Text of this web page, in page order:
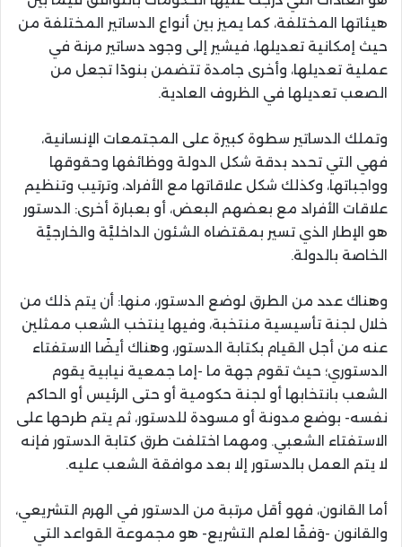
هيئاتها المختلفة، كما يميز بين أنواع الدساتير المختلفة من
حيث إمكانية تعديلها، فيشير إلى وجود دساتير مرنة في
عملية تعديلها، وأخرى جامدة تتضمن بنودًا تجعل من
الصعب تعديلها في الظروف العادية.
وتملك الدساتير سطوة كبيرة على المجتمعات الإنسانية،
فهي التي تحدد بدقة شكل الدولة ووظائفها وحقوقها
وواجباتها، وكذلك شكل علاقاتها مع الأفراد، وترتيب وتنظيم
علاقات الأفراد مع بعضهم البعض، أو بعبارة أخرى: الدستور
هو الإطار الذي تسير بمقتضاه الشئون الداخليَّة والخارجيَّة
الخاصة بالدولة.
وهناك عدد من الطرق لوضع الدستور، منها: أن يتم ذلك من
خلال لجنة تأسيسية منتخبة، وفيها ينتخب الشعب ممثلين
عنه من أجل القيام بكتابة الدستور، وهناك أيضًا الاستفتاء
الدستوري؛ حيث تقوم جهة ما -إما جمعية نيابية يقوم
الشعب بانتخابها أو لجنة حكومية أو حتى الرئيس أو الحاكم
نفسه- بوضع مدونة أو مسودة للدستور، ثم يتم طرحها على
الاستفتاء الشعبي. ومهما اختلفت طرق كتابة الدستور فإنه
لا يتم العمل بالدستور إلا بعد موافقة الشعب عليه.
أما القانون، فهو أقل مرتبة من الدستور في الهرم التشريعي،
والقانون -وَفقًا لعلم التشريع- هو مجموعة القواعد التي